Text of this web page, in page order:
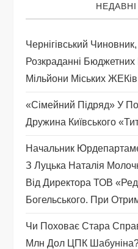
я
з
а
п
и
с
і
в
Чернігівський
Розкраданні
Мільйони Міських ЖЕКів
«Сімейний Підряд» У
Дружина Київського
Начальник
З Луцька Наталія
Від Директора ТОВ
Богельського. При
Чи Поховає Стара
Млн Дол ЦПК